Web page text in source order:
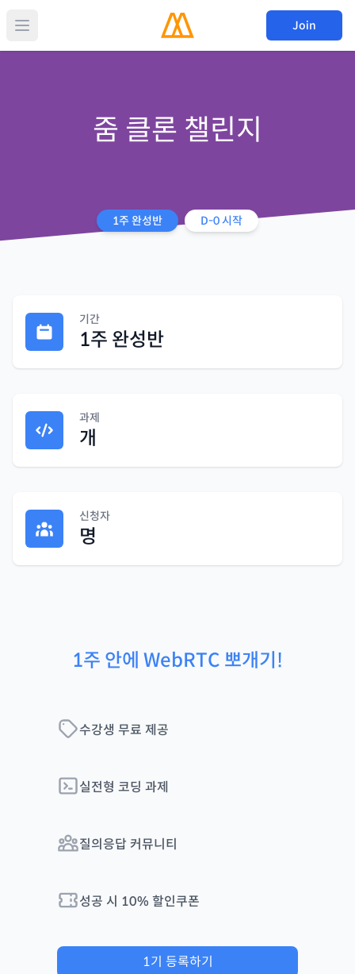
Join
줌 클론 챌린지
1주 완성반 D-0시작
기간
1주 완성반
과제
개
신청자
명
1주 안에 WebRTC 뽀개기!
수강생 무료 제공
실전형 코딩 과제
질의응답 커뮤니티
성공 시 10% 할인쿠폰
1기 등록하기